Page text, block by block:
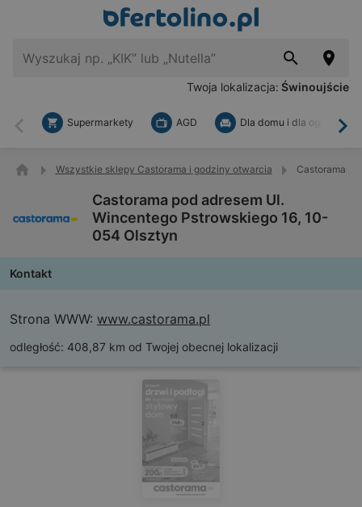
Twoja lokalizacja: Świnoujście
Wstecz
Supermarkety AGD Dla domu i dla ogrodu
Wszystkie sklepy Castorama i godziny otwarcia Castorama
Castorama pod adresem Ul.
Wincentego Pstrowskiego 16, 10-
054 Olsztyn
Kontakt
Strona WWW: www.castorama.pl
odległość: 408,87 km od Twojej obecnej lokalizacji